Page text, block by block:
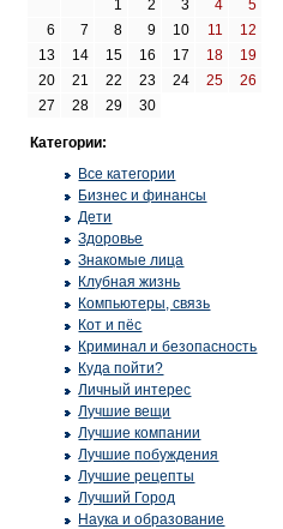
1
2 3 4
5
6
7 8 9 10 11
12
13
14 15 16 17 18
19
20
21 22 23 24 25
26
27
28 29 30
Категории:
Все категории
Бизнес и финансы
Дети
Здоровье
Знакомые лица
Клубная жизнь
Компьютеры, связь
Кот и пёс
Криминал и безопасность
Куда пойти?
Личный интерес
Лучшие вещи
Лучшие компании
Лучшие побуждения
Лучшие рецепты
Лучший Город
Наука и образование